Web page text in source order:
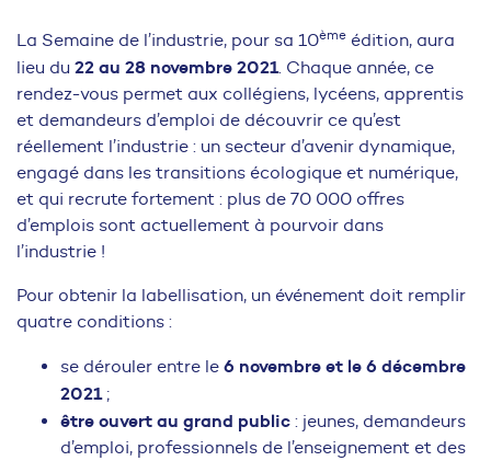
La Semaine de l’industrie, pour sa 10ème édition, aura
lieu du 22 au 28 novembre 2021. Chaque année, ce
rendez-vous permet aux collégiens, lycéens, apprentis
et demandeurs d’emploi de découvrir ce qu’est
réellement l’industrie : un secteur d’avenir dynamique,
engagé dans les transitions écologique et numérique,
et qui recrute fortement : plus de 70 000 offres
d’emplois sont actuellement à pourvoir dans
l’industrie !
Pour obtenir la labellisation, un événement doit remplir
quatre conditions :
se dérouler entre le 6 novembre et le 6 décembre
2021;
être ouvert au grand public : jeunes, demandeurs
d’emploi, professionnels de l’enseignement et des